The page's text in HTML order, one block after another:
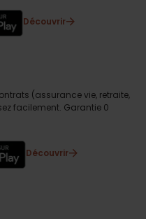
Découvrir
(assurance vie, retraite,
facilement. Garantie 0
Découvrir